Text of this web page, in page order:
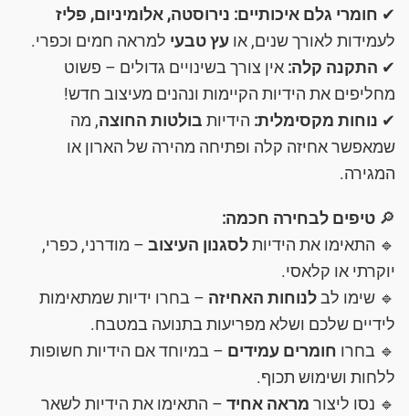
✔ חומרי גלם איכותיים: נירוסטה, אלומיניום, פליז
לעמידות לאורך שנים, או עץ טבעי למראה חמים וכפרי.
✔ התקנה קלה: אין צורך בשינויים גדולים – פשוט
מחליפים את הידיות הקיימות ונהנים מעיצוב חדש!
✔ נוחות מקסימלית: הידיות בולטות החוצה, מה
שמאפשר אחיזה קלה ופתיחה מהירה של הארון או
המגירה.
🔎 טיפים לבחירה חכמה:
🔹 התאימו את הידיותלסגנון העיצוב – מודרני, כפרי,
יוקרתי או קלאסי.
🔹 שימו לבלנוחות האחיזה – בחרו ידיות שמתאימות
לידיים שלכם ושלא מפריעות בתנועה במטבח.
🔹 בחרו חומרים עמידים – במיוחד אם הידיות חשופות
ללחות ושימוש תכוף.
🔹 נסו ליצור מראה אחיד – התאימו את הידיות לשאר